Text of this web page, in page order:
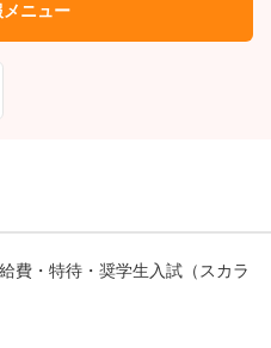
メニュー
費・特待・奨学生入試（スカラ